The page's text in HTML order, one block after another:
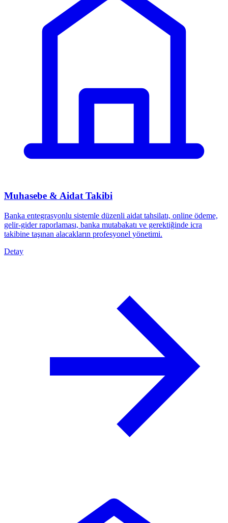
Muhasebe & Aidat Takibi
Banka entegrasyonlu sistemle düzenli aidat tahsilatı, online ödeme,
gelir-gider raporlaması, banka mutabakatı ve gerektiğinde icra
takibine taşınan alacakların profesyonel yönetimi.
Detay